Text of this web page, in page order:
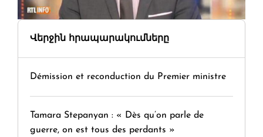
Վերջին հրապարակումները
Démission et reconduction du Premier ministre
Tamara Stepanyan : « Dès qu’on parle de
guerre, on est tous des perdants »